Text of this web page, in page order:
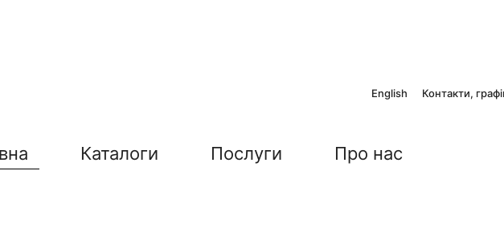
English Контакти,
Каталоги Послуги Про нас